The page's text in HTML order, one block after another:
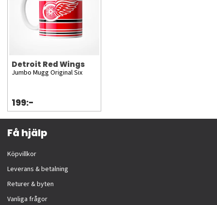
Detroit Red Wings
Jumbo Mugg Original Six
199:-
Få hjälp
Köpvillkor
Leverans & betalning
Returer & byten
Vanliga frågor